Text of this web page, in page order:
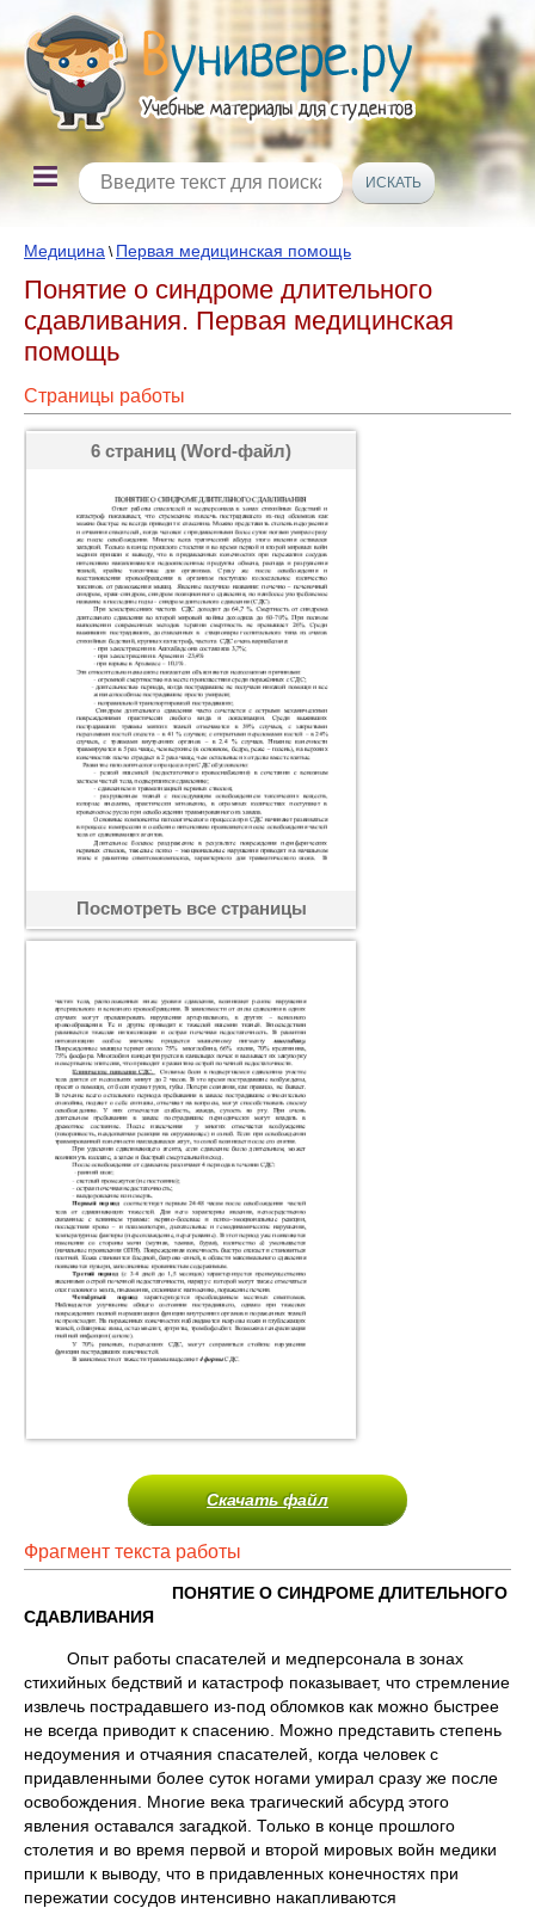
Медицина \ Первая медицинская помощь
Понятие о синдроме длительного
сдавливания. Первая медицинская
помощь
Страницы работы
6 страниц (Word-файл)
Посмотреть все страницы
Скачать файл
Фрагмент текста работы
ПОНЯТИЕ О СИНДРОМЕ ДЛИТЕЛЬНОГО
СДАВЛИВАНИЯ
Опыт работы спасателей и медперсонала в зонах
стихийных бедствий и катастроф показывает, что стремление
извлечь пострадавшего из-под обломков как можно быстрее
не всегда приводит к спасению. Можно представить степень
недоумения и отчаяния спасателей, когда человек с
придавленными более суток ногами умирал сразу же после
освобождения. Многие века трагический абсурд этого
явления оставался загадкой. Только в конце прошлого
столетия и во время первой и второй мировых войн медики
пришли к выводу, что в придавленных конечностях при
пережатии сосудов интенсивно накапливаются